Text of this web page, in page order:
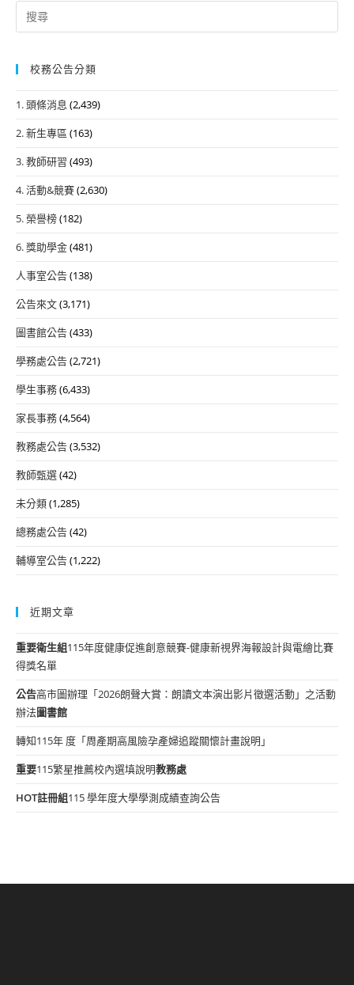
Search
for:
校務公告分類
1. 頭條消息 (2,439)
2. 新生專區 (163)
3. 教師研習 (493)
4. 活動&競賽(2,630)
5. 榮譽榜(182)
6. 獎助學金(481)
人事室公告(138)
公告來文(3,171)
圖書館公告(433)
學務處公告(2,721)
學生事務(6,433)
家長事務(4,564)
教務處公告(3,532)
教師甄選(42)
未分類(1,285)
總務處公告(42)
輔導室公告(1,222)
近期文章
重要衛生組115年度健康促進創意競賽-健康新視界海報設計與電繪比賽
得獎名單
公告高市圖辦理「2026朗聲大賞：朗讀文本演出影片徵選活動」之活動
辦法圖書館
轉知115年 度「周產期高風險孕產婦追蹤關懷計畫說明」
重要115繁星推薦校內選填說明教務處
HOT註冊組115 學年度大學學測成績查詢公告